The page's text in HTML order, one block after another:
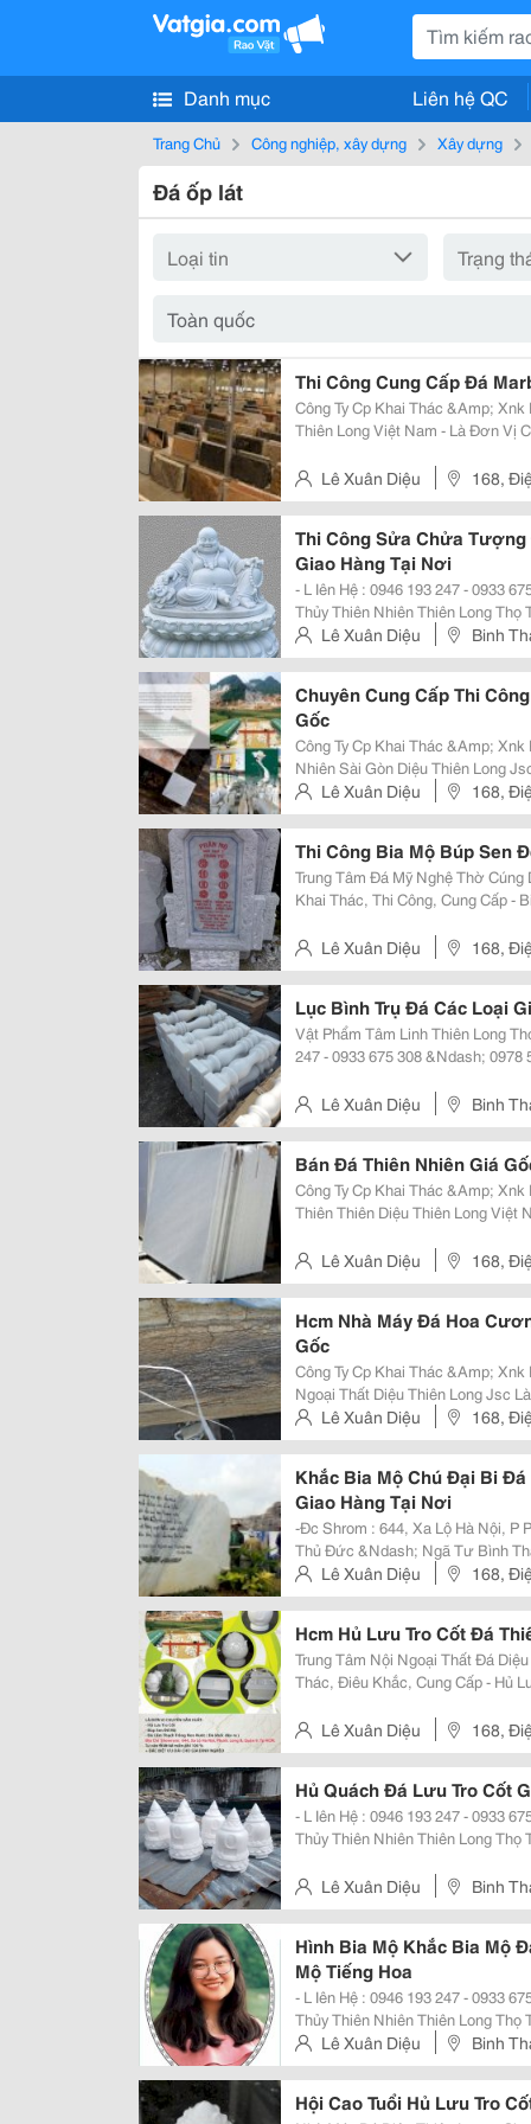
Danh mục Liên hệ QC
Trang Chủ Công nghiệp, xây dựng Xây dựng
Đá ốp lát
Thi Công Cung Cấp Đá
Công Ty Cp Khai Thác &Amp; Xnk Khoáng
Thiên Long Việt Nam - Là Đơn Vị Chuyên : Khai Thác &Ndash; Cung Cấp
Thấm &Ndash; Đánh Bóng
Lê Xuân Diệu 168,
Thi Công Sửa Chửa
Giao Hàng Tại Nơi
- L Iên Hệ : 0946 193 247 - 0933 675 308
Thủy Thiên Nhiên Thiên Long Thọ Tư Vấn Đặt Hàng - Giao H Àng Tại Nơi Ngay
Lập Tức . - Tư Vấn Thiết Kế Xây Dựng Mộ - Khắc Bia - Đá Hoa Cương , Đá
Khối Thiên Nhiên...
Lê Xuân Diệu
Binh
Bien Hoa - Dong Nai.
Chuyên Cung Cấp Thi
Gốc
Công Ty Cp Khai Thác &Amp; Xnk Khoáng
Nhiên Sài Gòn Diệu Thiên Long Jsc Địa Chỉ : - Vp Shrom : 168 Điện Biên Phủ,
P. 17, Q. Bình Thạnh, Tp Hcm. - Mỏ Nhà Máy : Quỳ Hợp, Nghệ An - Mst :
2900862009 -
Lê Xuân Diệu 168,
Thi Công Bia Mộ Búp Sen
Trung Tâm Đá Mỹ Nghệ Thờ Cúng Diệu Thiên Long Jsc - Là Đơn Vi : Chuyên
Khai Thác, Thi Công, Cung Cấp - Bia Mộ, Bàn Thờ Các Loại - Đá Tấm - Đá Khối
Nước Đá K
Lê Xuân Diệu 168,
Lục Bình Trụ Đá Các Loại
Vật Phẩm Tâm Linh Thiên Long Thọ Giao Hàng Tại Nơi - Liên Hệ : 0946
247 - 0933 675 308 &Ndash; 0978 577 049 - Tp Thủ Dức - Hcm ,
Các Tỉnh Miền Tây. +...
Lê Xuân Diệu
Binh
Bien Hoa - Dong Nai.
Bán Đá Thiên Nhiên Giá
Công Ty Cp Khai Thác &Amp; Xnk Khoáng
Thiên Thiên Diệu Thiên Long Việt Nam Là Đơn Vị : - Chuyên Khai
Mable ), Đá Hoa Cương ( Granit
Lê Xuân Diệu 168,
Hcm Nhà Máy Đá Hoa
Gốc
Công Ty Cp Khai Thác &Amp; Xnk Khoáng
Ngoại Thất Diệu Thiên Long Jsc Là Đơn Vị : - Chuyên Khai Thác, Cung Cấp,
Thi Công , Diêu Khắc, Đá Hoa
Non Nước, Đá Chẻ, Sỏi Trắng Tr
Lê Xuân Diệu 168,
Khắc Bia Mộ Chú Đại Bi
Giao Hàng Tại Nơi
-Đc Shrom : 644, Xa Lộ Hà Nội, P Phước
Thủ Đức &Ndash; Ngã Tư Bình Thái ) - Vp Gd : Cạnh Chùa Thiên
Hòa, Dĩ An, Bình Dương ( Gần Ngã Ba Cây Lơn &Ndash; Chợ Đông Hòa ) Đc
Mail : Dieuthienlongvie
Lê Xuân Diệu 168,
Hcm Hủ Lưu Tro Cốt Đá
Trung Tâm Nội Ngoại Thất Đá Diệu Thiên Long Jsc - Là Đơn Vị : Chuyên Khai
Thác, Điêu Khắc, Cung Cấp - Hủ Lưu Tro Cốt - Búp Sen Để Mộ, Đá Khối Đẻo Ra
Giá Tốt Nh
Lê Xuân Diệu 168,
Hủ Quách Đá Lưu Tro Cốt
- L Iên Hệ : 0946 193 247 - 0933 675 308
Thủy Thiên Nhiên Thiên Long Thọ Tư Vấn Đặt Hàng - Giao H Àng Tại Nơi Ngay
Khối Thiên Nhiên...
Lê Xuân Diệu
Binh
Bien Hoa - Dong Nai.
Hình Bia Mộ Khắc Bia Mộ
Mộ Tiếng Hoa
- L Iên Hệ : 0946 193 247 - 0933 675 308
Thủy Thiên Nhiên Thiên Long Thọ Tư Vấn Đặt Hàng - Giao H Àng Tại Nơi - Tư
Vấn Thiết Kế Xây Dựng Mộ - Khắc Bia - Đá Hoa Cương , Đá Khối
&Ndash; Sản...
Lê Xuân Diệu
Binh
Bien Hoa - Dong Nai.
Hội Cao Tuổi Hủ Lưu Tro